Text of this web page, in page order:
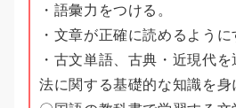
・語彙力をつける。
・文章が正確に読めるように
・古文単語、古典・近現代
法に関する基礎的な知識を身